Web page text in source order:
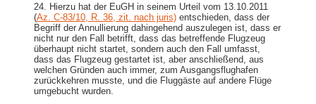
24. Hierzu hat der EuGH in seinem Urteil vom 13.10.2011
(Az. C-83/10, R. 36, zit. nach juris) entschieden, dass der
Begriff der Annullierung dahingehend auszulegen ist, dass er
nicht nur den Fall betrifft, dass das betreffende Flugzeug
überhaupt nicht startet, sondern auch den Fall umfasst,
dass das Flugzeug gestartet ist, aber anschließend, aus
welchen Gründen auch immer, zum Ausgangsflughafen
zurückkehren musste, und die Fluggäste auf andere Flüge
umgebucht wurden.